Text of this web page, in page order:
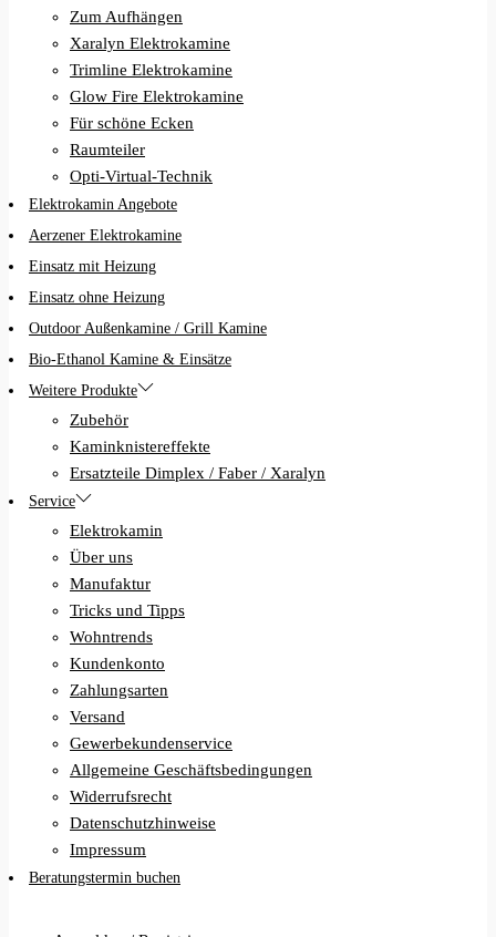
Zum Aufhängen
Xaralyn Elektrokamine
Trimline Elektrokamine
Glow Fire Elektrokamine
Für schöne Ecken
Raumteiler
Opti-Virtual-Technik
Elektrokamin Angebote
Aerzener Elektrokamine
Einsatz mit Heizung
Einsatz ohne Heizung
Outdoor Außenkamine / Grill Kamine
Bio-Ethanol Kamine & Einsätze
Weitere Produkte
Zubehör
Kaminknistereffekte
Ersatzteile Dimplex / Faber / Xaralyn
Service
Elektrokamin
Über uns
Manufaktur
Tricks und Tipps
Wohntrends
Kundenkonto
Zahlungsarten
Versand
Gewerbekundenservice
Allgemeine Geschäftsbedingungen
Widerrufsrecht
Datenschutzhinweise
Impressum
Beratungstermin buchen